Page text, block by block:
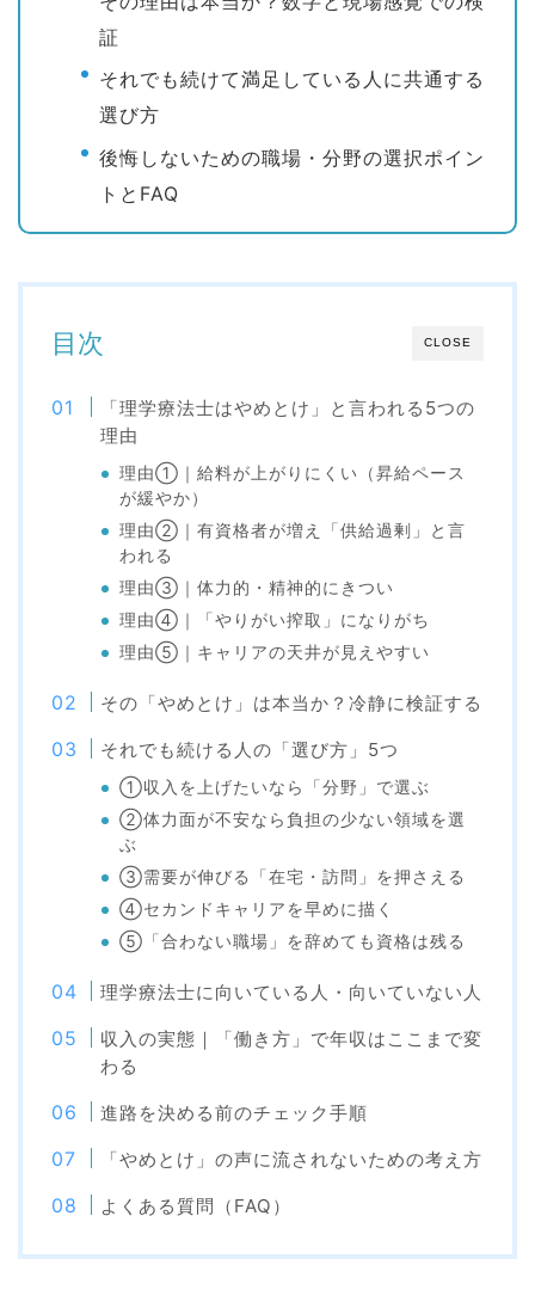
証
それでも続けて満足している人に共通する
選び方
後悔しないための職場・分野の選択ポイン
トとFAQ
CLOSE
目次
「理学療法士はやめとけ」と言われる5つの
理由
理由①｜給料が上がりにくい（昇給ペース
が緩やか）
理由②｜有資格者が増え「供給過剰」と言
われる
理由③｜体力的・精神的にきつい
理由④｜「やりがい搾取」になりがち
理由⑤｜キャリアの天井が見えやすい
その「やめとけ」は本当か？冷静に検証する
それでも続ける人の「選び方」5つ
①収入を上げたいなら「分野」で選ぶ
②体力面が不安なら負担の少ない領域を選
ぶ
③需要が伸びる「在宅・訪問」を押さえる
④セカンドキャリアを早めに描く
⑤「合わない職場」を辞めても資格は残る
理学療法士に向いている人・向いていない人
収入の実態｜「働き方」で年収はここまで変
わる
進路を決める前のチェック手順
「やめとけ」の声に流されないための考え方
よくある質問（FAQ）